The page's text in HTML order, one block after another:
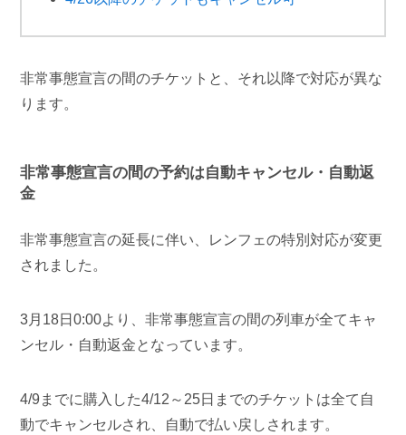
非常事態宣言の間のチケットと、それ以降で対応が異な
ります。
非常事態宣言の間の予約は自動キャンセル・自動返
金
非常事態宣言の延長に伴い、レンフェの特別対応が変更
されました。
3月18日0:00より、非常事態宣言の間の列車が全てキャ
ンセル・自動返金となっています。
4/9までに購入した4/12～25日までのチケットは全て自
動でキャンセルされ、自動で払い戻しされます。